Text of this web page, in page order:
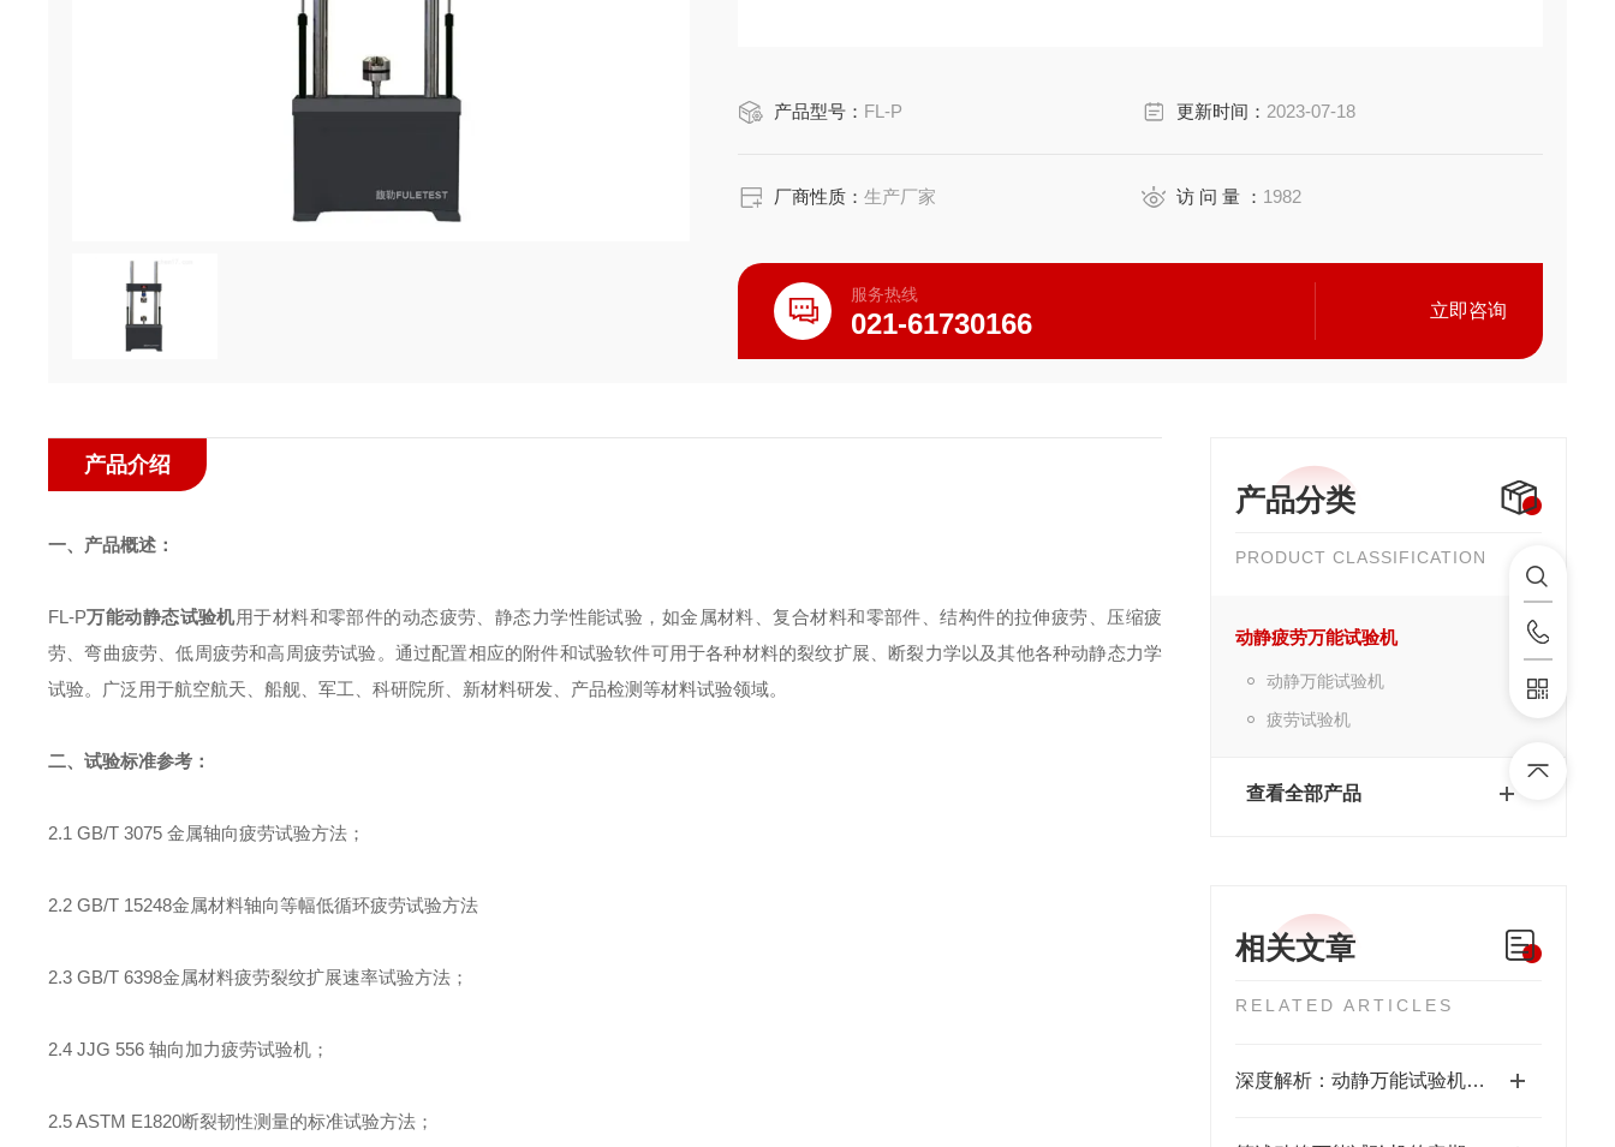
产品型号： FL-P 更新时间： 2023-07-18
厂商性质：生产厂家 访 问 量 ： 1982
服务热线
021-61730166 立即咨询
产品分类
PRODUCT CLASSIFICATION
动静疲劳万能试验机
动静万能试验机
疲劳试验机
查看全部产品
相关文章
RELATED ARTICLES
深度解析：动静万能试验机的正确使用方法全攻略
产品介绍
一、产品概述：
FL-P万能动静态试验机用于材料和零部件的动态疲劳、静态力学性能试验，如金属材料、复合材料和零部件、结构件的拉伸疲劳、压缩疲
劳、弯曲疲劳、低周疲劳和高周疲劳试验。通过配置相应的附件和试验软件可用于各种材料的裂纹扩展、断裂力学以及其他各种动静态力学
试验。广泛用于航空航天、船舰、军工、科研院所、新材料研发、产品检测等材料试验领域。
二、试验标准参考：
2.1 GB/T 3075 金属轴向疲劳试验方法；
2.2 GB/T 15248金属材料轴向等幅低循环疲劳试验方法
2.3 GB/T 6398金属材料疲劳裂纹扩展速率试验方法；
2.4 JJG 556 轴向加力疲劳试验机；
2.5 ASTM E1820断裂韧性测量的标准试验方法；